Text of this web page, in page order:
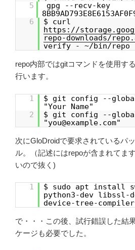
5
gpg --recv-key
6
$ curl
https://
repo-downloads/
verify - ~/bin/repo
repo内部ではgitコマンドを使用す
行います。
1
$ git config --global
"Your Name"
2
$ git config --
"you@example.com"
次にGloDroidで要求されているパ
ル。（記述にはrepoが含まれてま
いので抜く)
1
$ sudo apt install
python3-dev libssl-
device-tree-compiler
で・・・この後、試行錯誤した結
ケージも必要でした。